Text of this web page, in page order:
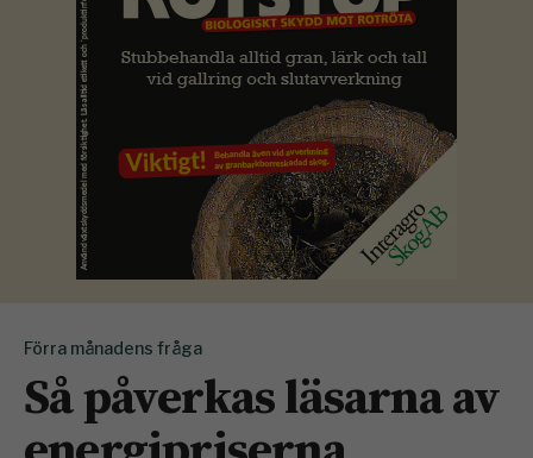
Förra månadens fråga
Så påverkas läsarna av